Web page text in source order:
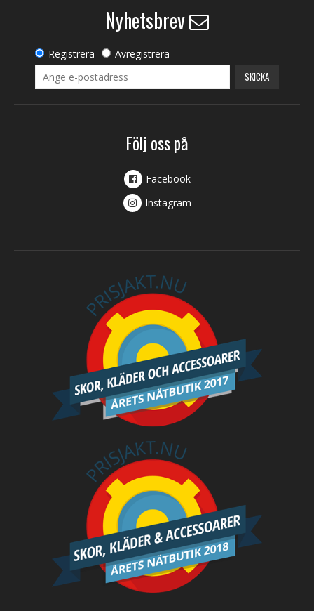
Nyhetsbrev
Registrera Avregistrera
SKICKA
Följ oss på
Facebook
Instagram